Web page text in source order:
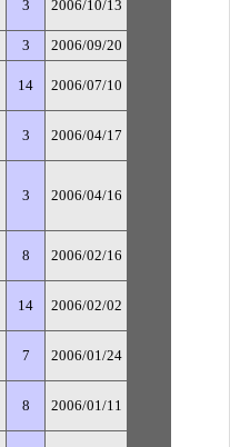
3 2006/10/13
3
2006/09/20
14 2006/07/10
3 2006/04/17
3 2006/04/16
8 2006/02/16
14 2006/02/02
7 2006/01/24
8 2006/01/11